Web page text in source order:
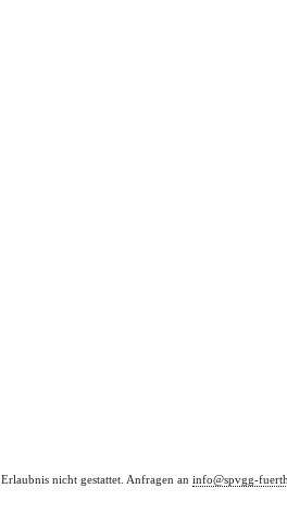
nicht gestattet. Anfragen an info@spvgg-